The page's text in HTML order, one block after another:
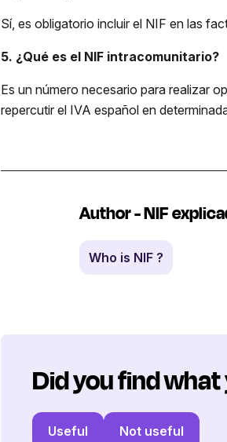
Sí, es obligatorio incluir el NIF en las
5. ¿Qué es el NIF intracomunitario?
Es un número necesario para realizar
repercutir el IVA español en
Author - NIF
Who is NIF ?
Did you find
Useful Not useful